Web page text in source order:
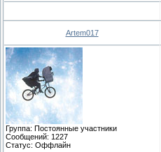
Artem017
Группа: Постоянные участники
Сообщений: 1227
Статус: Оффлайн